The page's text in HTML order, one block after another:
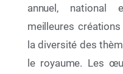
annuel, national
meilleures
la diversité des
le royaume. Les